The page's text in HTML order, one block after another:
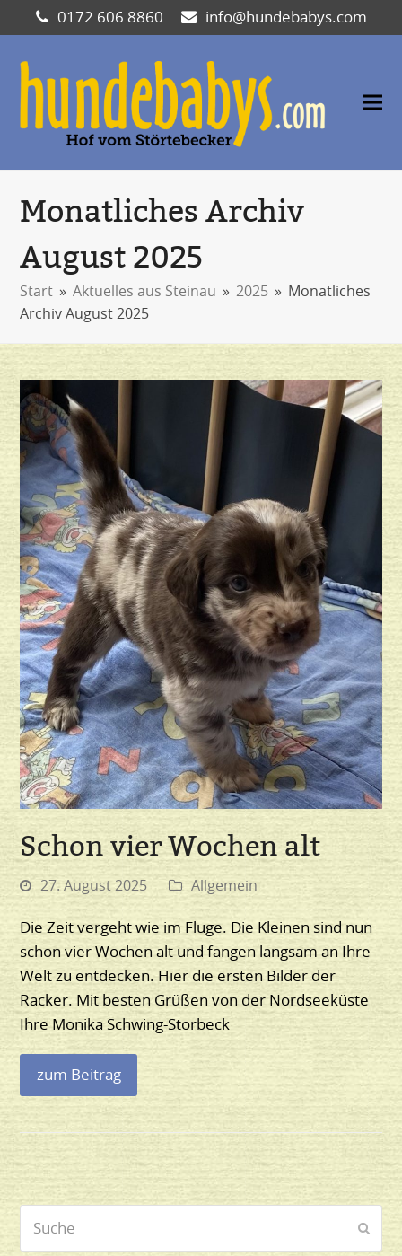
0172 606 8860 info@hundebabys.com
Monatliches Archiv
August 2025
Start » Aktuelles aus Steinau » 2025 » Monatliches
Archiv August 2025
Schon vier Wochen alt
27. August 2025 Allgemein
Die Zeit vergeht wie im Fluge. Die Kleinen sind nun
schon vier Wochen alt und fangen langsam an Ihre
Welt zu entdecken. Hier die ersten Bilder der
Racker. Mit besten Grüßen von der Nordseeküste
Ihre Monika Schwing-Storbeck
zum Beitrag